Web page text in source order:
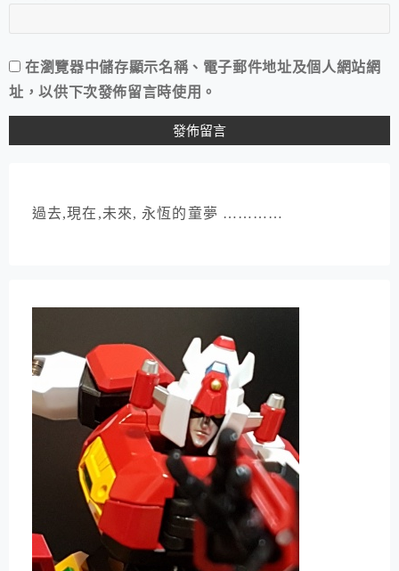
在瀏覽器中儲存顯示名稱、電子郵件地址及個人網站網
址，以供下次發佈留言時使用。
過去,現在,未來, 永恆的童夢 …………